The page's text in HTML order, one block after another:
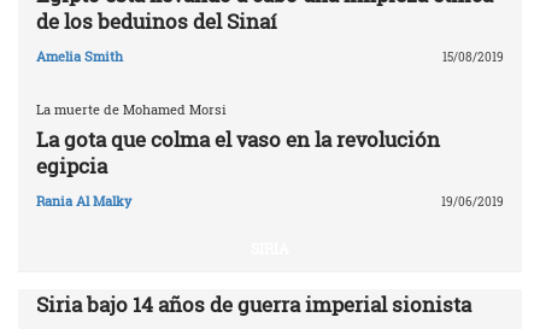
de los beduinos del Sinaí
Amelia Smith 15/08/2019
La muerte de Mohamed Morsi
La gota que colma el vaso en la revolución
egipcia
Rania Al Malky 19/06/2019
Siria bajo 14 años de guerra imperial sionista